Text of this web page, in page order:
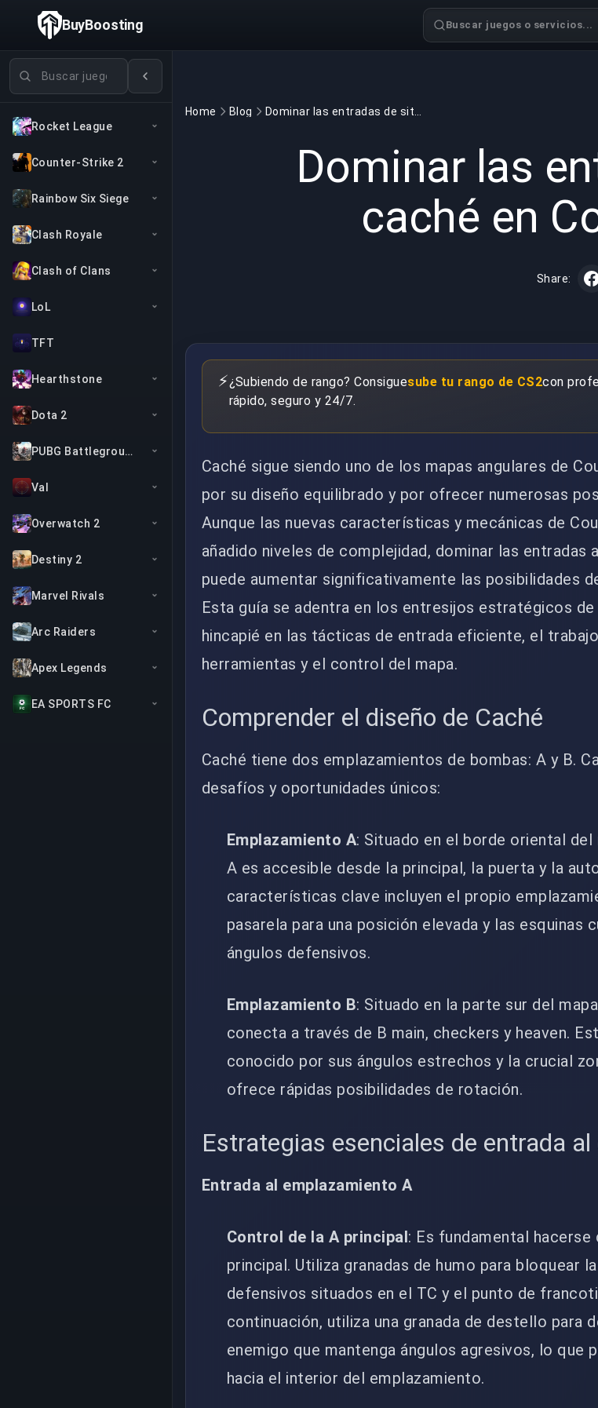
Buscar juegos
Rocket League
Counter-Strike 2
Rainbow Six Siege
Clash Royale
Clash of Clans
LoL
TFT
Hearthstone
Dota 2
PUBG Battlegrounds
Val
Overwatch 2
Destiny 2
Marvel Rivals
Arc Raiders
Apex Legends
EA SPORTS FC
BuyBoosting Buscar juegos o servicios...
Home Blog
Dominar las
caché en
Share:
⚡¿Subiendo de rango? Consiguesube tu rango de CS2con
rápido, seguro y 24/7.
Caché sigue siendo uno de los mapas angulares de
por su diseño equilibrado y por ofrecer numerosas
Aunque las nuevas características y mecánicas de
añadido niveles de complejidad, dominar las entradas
puede aumentar significativamente las posibilidades
Esta guía se adentra en los entresijos estratégicos de
hincapié en las tácticas de entrada eficiente, el
herramientas y el control del mapa.
Comprender el diseño de Caché
Caché tiene dos emplazamientos de bombas: A y B.
desafíos y oportunidades únicos:
Emplazamiento A: Situado en el borde oriental
A es accesible desde la principal, la puerta y la
características clave incluyen el propio
pasarela para una posición elevada y las esquinas
ángulos defensivos.
Emplazamiento B: Situado en la parte sur del
conecta a través de B main, checkers y heaven.
conocido por sus ángulos estrechos y la crucial
ofrece rápidas posibilidades de rotación.
Estrategias esenciales de entrada
Entrada al emplazamiento A
Control de la A principal : Es fundamental
principal. Utiliza granadas de humo para bloquear
defensivos situados en el TC y el punto de
continuación, utiliza una granada de destello para
enemigo que mantenga ángulos agresivos, lo que
hacia el interior del emplazamiento.